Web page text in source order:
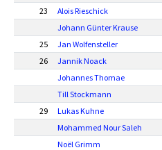
23
Alois Rieschick
Johann Günter Krause
25
Jan Wolfensteller
26
Jannik Noack
Johannes Thomae
Till Stockmann
29
Lukas Kuhne
Mohammed Nour Saleh
Noël Grimm